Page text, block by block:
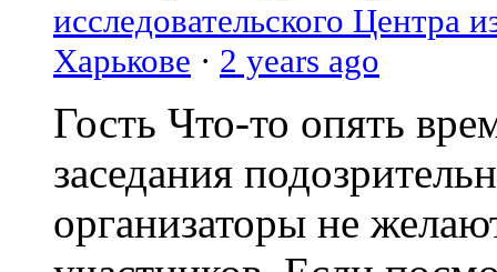
исследовательского Центра
Харькове · 2 years ago
Гость Что-то опять
заседания
организаторы не